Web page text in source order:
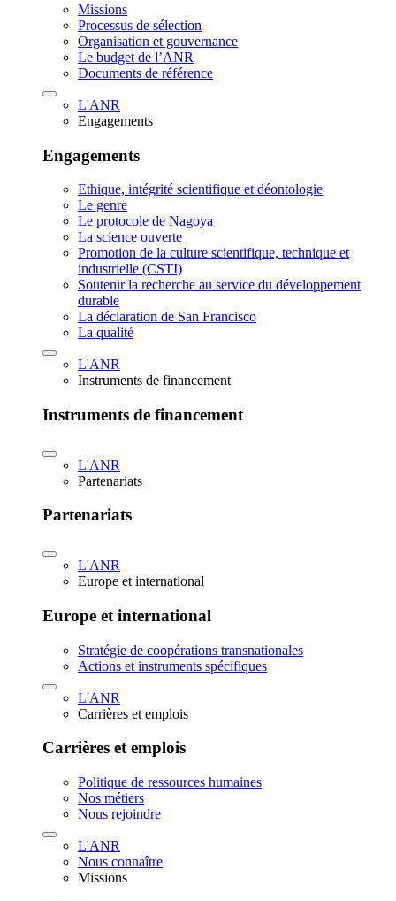
Missions
Processus de sélection
Organisation et gouvernance
Le budget de l’ANR
Documents de référence
L'ANR
Engagements
Engagements
Ethique, intégrité scientifique et déontologie
Le genre
Le protocole de Nagoya
La science ouverte
Promotion de la culture scientifique, technique et
industrielle (CSTI)
Soutenir la recherche au service du développement
durable
La déclaration de San Francisco
La qualité
L'ANR
Instruments de financement
Instruments de financement
L'ANR
Partenariats
Partenariats
L'ANR
Europe et international
Europe et international
Stratégie de coopérations transnationales
Actions et instruments spécifiques
L'ANR
Carrières et emplois
Carrières et emplois
Politique de ressources humaines
Nos métiers
Nous rejoindre
L'ANR
Nous connaître
Missions